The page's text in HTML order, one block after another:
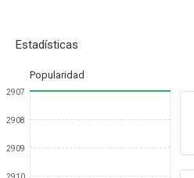
Estadísticas
Popularidad
2907
2908
2909